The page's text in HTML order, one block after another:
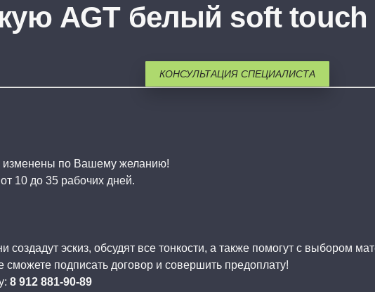
AGT белый soft touch
КОНСУЛЬТАЦИЯ СПЕЦИАЛИСТА
изменены по Вашему желанию!
10 до 35 рабочих дней.
эскиз, обсудят все тонкости, а также помогут с выбором
подписать договор и совершить предоплату!
8 912 881-90-89